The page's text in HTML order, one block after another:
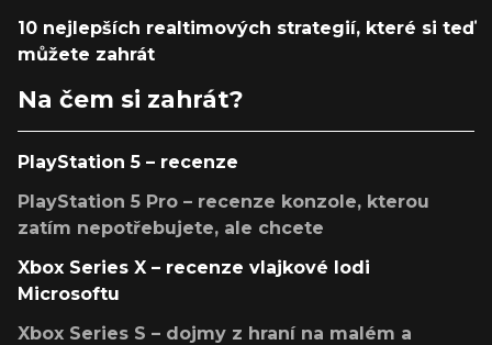
10 nejlepších realtimových strategií, které si teď
můžete zahrát
Na čem si zahrát?
PlayStation 5 – recenze
PlayStation 5 Pro – recenze konzole, kterou
zatím nepotřebujete, ale chcete
Xbox Series X – recenze vlajkové lodi
Microsoftu
Xbox Series S – dojmy z hraní na malém a